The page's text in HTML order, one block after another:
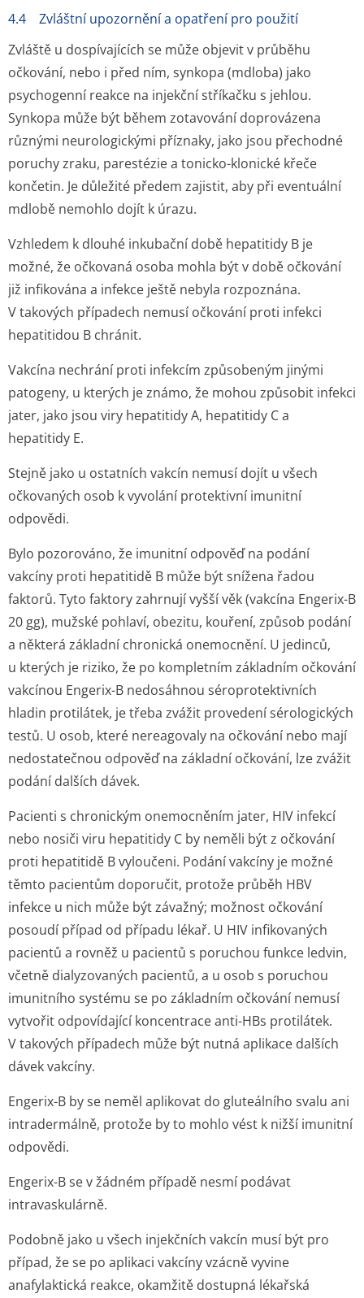
4.4 Zvláštní upozornění a opatření pro použití
Zvláště u dospívajících se může objevit v průběhu
očkování, nebo i před ním, synkopa (mdloba) jako
psychogenní reakce na injekční stříkačku s jehlou.
Synkopa může být během zotavování doprovázena
různými neurologickými příznaky, jako jsou přechodné
poruchy zraku, parestézie a tonicko-klonické křeče
končetin. Je důležité předem zajistit, aby při eventuální
mdlobě nemohlo dojít k úrazu.
Vzhledem k dlouhé inkubační době hepatitidy B je
možné, že očkovaná osoba mohla být v době očkování
již infikována a infekce ještě nebyla rozpoznána.
V takových případech nemusí očkování proti infekci
hepatitidou B chránit.
Vakcína nechrání proti infekcím způsobeným jinými
patogeny, u kterých je známo, že mohou způsobit infekci
jater, jako jsou viry hepatitidy A, hepatitidy C a
hepatitidy E.
Stejně jako u ostatních vakcín nemusí dojít u všech
očkovaných osob k vyvolání protektivní imunitní
odpovědi.
Bylo pozorováno, že imunitní odpověď na podání
vakcíny proti hepatitidě B může být snížena řadou
faktorů. Tyto faktory zahrnují vyšší věk (vakcína Engerix-B
20 gg), mužské pohlaví, obezitu, kouření, způsob podání
a některá základní chronická onemocnění. U jedinců,
u kterých je riziko, že po kompletním základním očkování
vakcínou Engerix-B nedosáhnou séroprotektivních
hladin protilátek, je třeba zvážit provedení sérologických
testů. U osob, které nereagovaly na očkování nebo mají
nedostatečnou odpověď na základní očkování, lze zvážit
podání dalších dávek.
Pacienti s chronickým onemocněním jater, HIV infekcí
nebo nosiči viru hepatitidy C by neměli být z očkování
proti hepatitidě B vyloučeni. Podání vakcíny je možné
těmto pacientům doporučit, protože průběh HBV
infekce u nich může být závažný; možnost očkování
posoudí případ od případu lékař. U HIV infikovaných
pacientů a rovněž u pacientů s poruchou funkce ledvin,
včetně dialyzovaných pacientů, a u osob s poruchou
imunitního systému se po základním očkování nemusí
vytvořit odpovídající koncentrace anti-HBs protilátek.
V takových případech může být nutná aplikace dalších
dávek vakcíny.
Engerix-B by se neměl aplikovat do gluteálního svalu ani
intradermálně, protože by to mohlo vést k nižší imunitní
odpovědi.
Engerix-B se v žádném případě nesmí podávat
intravaskulárně.
Podobně jako u všech injekčních vakcín musí být pro
případ, že se po aplikaci vakcíny vzácně vyvine
anafylaktická reakce, okamžitě dostupná lékařská